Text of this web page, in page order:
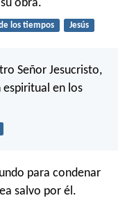
obra.
los tiempos Jesús
Señor Jesucristo,
en los
para condenar
salvo por él.